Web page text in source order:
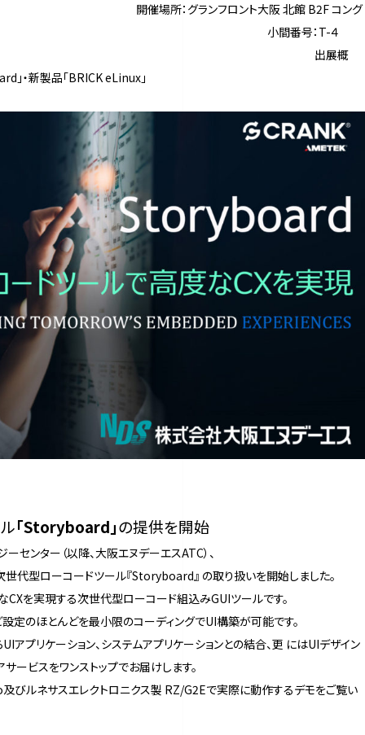
ロント大阪 北館 B2F コング
ンター 小間番号：T-４
オン 出展概
・新製品「BRICK eLinux」
「Storyboard」の提供を開始
ンター（以降、大阪エヌデーエスATC）、
ドツール『Storyboard』 の取り扱いを開始しました。
度なCXを実現する次世代型ローコード組込みGUIツールです。
のほとんどを最小限のコーディングでUI構築が可能です。
アプリケーション、システムアプリケーションとの結合、更 にはUIデザイン
ービスをワンストップでお届けします。
及びルネサスエレクトロニクス製 RZ/G2Eで実際に動作するデモをご覧い